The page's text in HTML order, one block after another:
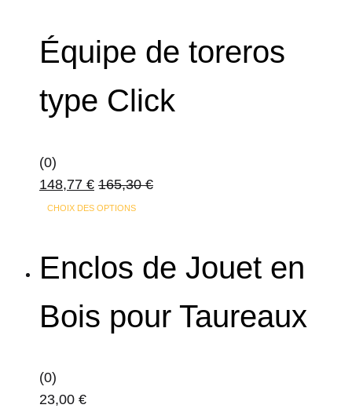
Équipe de toreros
type Click
(0)
148,77 € 165,30€
CHOIX DES OPTIONS
Enclos de Jouet en
Bois pour Taureaux
(0)
23,00 €